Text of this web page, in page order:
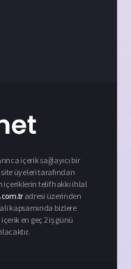
içerik sağlayıcı bir
üyeleri tarafından
telif hakkı ihlal
adresi üzerinden
kapsamında bizlere
en geç 2 iş günü